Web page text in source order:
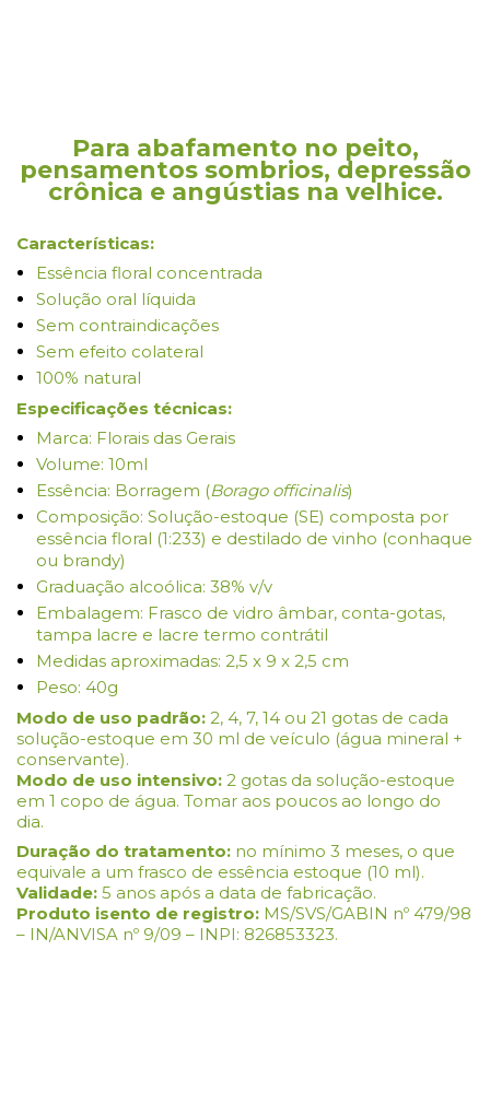
Para abafamento no peito,
pensamentos sombrios, depressão
crônica e angústias na velhice.
Características:
Essência floral concentrada
Solução oral líquida
Sem contraindicações
Sem efeito colateral
100% natural
Especificações técnicas:
Marca: Florais das Gerais
Volume: 10ml
Essência: Borragem (Borago officinalis)
Composição: Solução-estoque (SE) composta por
essência floral (1:233) e destilado de vinho (conhaque
ou brandy)
Graduação alcoólica: 38% v/v
Embalagem: Frasco de vidro âmbar, conta-gotas,
tampa lacre e lacre termo contrátil
Medidas aproximadas: 2,5 x 9 x 2,5 cm
Peso: 40g
Modo de uso padrão: 2, 4, 7, 14 ou 21 gotas de cada
solução-estoque em 30 ml de veículo (água mineral +
conservante).
Modo de uso intensivo: 2 gotas da solução-estoque
em 1 copo de água. Tomar aos poucos ao longo do
dia.
Duração do tratamento: no mínimo 3 meses, o que
equivale a um frasco de essência estoque (10 ml).
Validade: 5 anos após a data de fabricação.
Produto isento de registro: MS/SVS/GABIN nº 479/98
– IN/ANVISA nº 9/09 – INPI: 826853323.